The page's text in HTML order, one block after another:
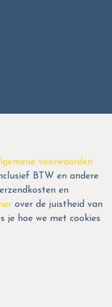
voorwaarden
BTW en andere
en
over de juistheid van
je hoe we met cookies